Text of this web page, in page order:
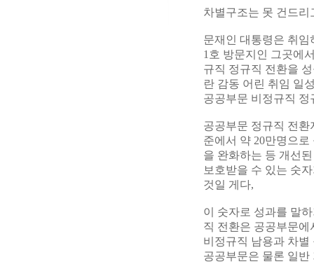
차별구조는 못 건드
문재인 대통령은 취임
1호 방문지인 그곳에
규직 정규직 전환을
란 감동 어린 취임 일
공공부문 비정규직 정
공공부문 정규직 전환
준에서 약 20만명으
을 완화하는 등 개선
보호받을 수 있는 숫
것일 게다,
이 숫자로 성과를 말
직 전환은 공공부문
비정규직 남용과 차별
공공부문은 물론 일